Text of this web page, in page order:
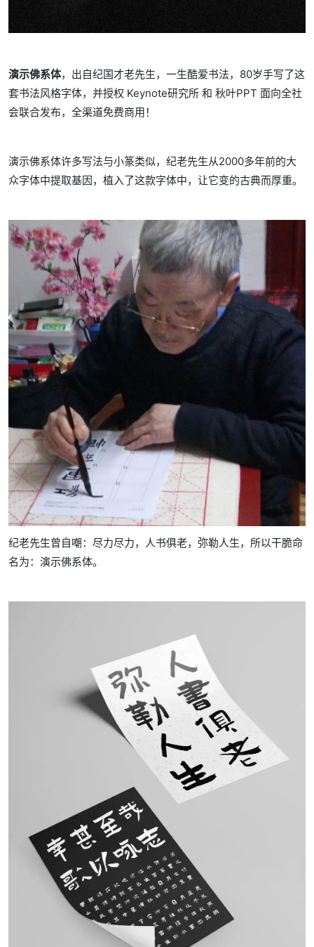
演示佛系体，出自纪国才老先生，一生酷爱书法，80岁手写了这
套书法风格字体，并授权 Keynote研究所 和 秋叶PPT 面向全社
会联合发布，全渠道免费商用！
演示佛系体许多写法与小篆类似，纪老先生从2000多年前的大
众字体中提取基因，植入了这款字体中，让它变的古典而厚重。
纪老先生曾自嘲：尽力尽力，人书俱老，弥勒人生，所以干脆命
名为：演示佛系体。